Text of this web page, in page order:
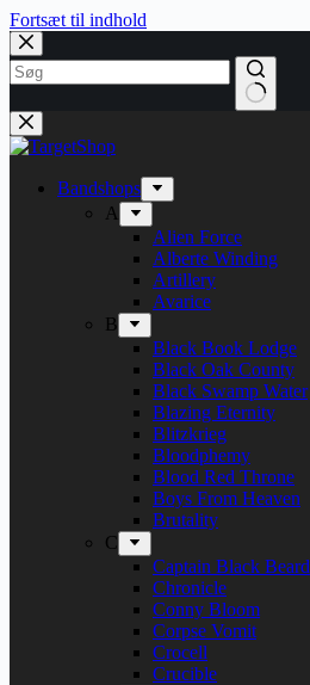
Fortsæt til indhold
Bandshops
A
Alien Force
Alberte Winding
Artillery
Avarice
B
Black Book Lodge
Black Oak County
Black Swamp Water
Blazing Eternity
Blitzkrieg
Bloodphemy
Blood Red Throne
Boys From Heaven
Brutality
C
Captain Black Beard
Chronicle
Conny Bloom
Corpse Vomit
Crocell
Crucible